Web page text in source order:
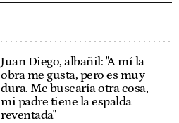
Juan Diego, albañil: "A mí la
obra me gusta, pero es muy
dura. Me buscaría otra cosa,
mi padre tiene la espalda
reventada"